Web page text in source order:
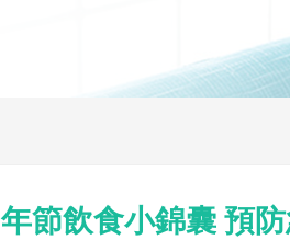
年節飲食小錦囊 預